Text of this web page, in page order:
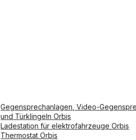
Gegensprechanlagen, Video-
und Türklingeln Orbis
Ladestation für elektrofahrzeuge Orbis
Thermostat Orbis